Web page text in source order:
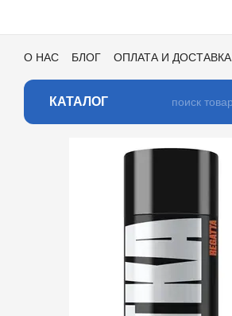
О НАС БЛОГ ОПЛАТА И ДОСТАВКА
КАТАЛОГ